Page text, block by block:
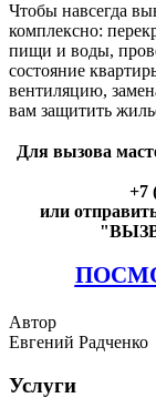
Чтобы навсегда
комплексно:
пищи и воды,
состояние
вентиляцию,
вам защитить
Для вызова
+7
или
Автор
Евгений Радченко
Услуги